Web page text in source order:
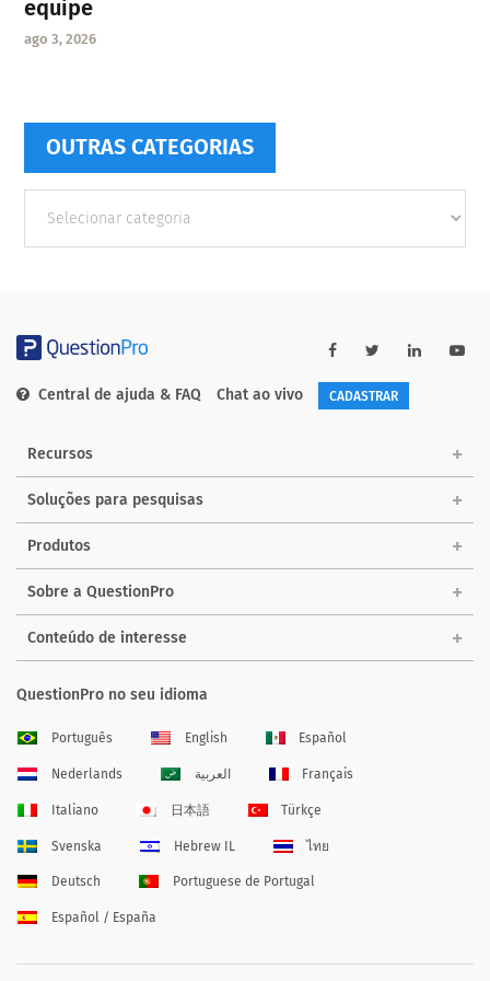
equipe
ago 3, 2026
OUTRAS CATEGORIAS
Categorias
Central de ajuda & FAQ Chat ao vivo CADASTRAR
Recursos
Soluções para pesquisas
Produtos
Sobre a QuestionPro
Conteúdo de interesse
QuestionPro no seu idioma
Português English Español
Nederlands العربية Français
Italiano 日本語 Türkçe
Svenska Hebrew IL ไทย
Deutsch Portuguese de Portugal
Español / España